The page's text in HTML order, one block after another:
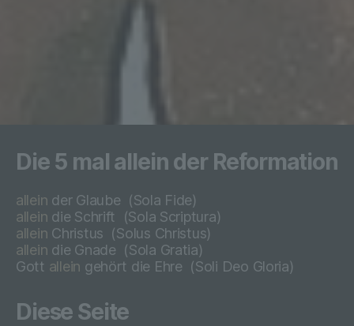
Die 5 mal allein der Reformation
allein der Glaube (Sola Fide)
allein die Schrift
(Sola Scriptura)
allein Christus (Solus Christus)
allein die Gnade (Sola Gratia)
Gott allein gehört die Ehre (Soli Deo Gloria)
Diese Seite
Grundverordnung, sonstiger in den
Mitgliedstaaten der Europäischen Union
geltenden Datenschutzgesetze und anderer
Bestimmungen mit datenschutzrechtlichem
Charakter ist die:
Heino Weidmann